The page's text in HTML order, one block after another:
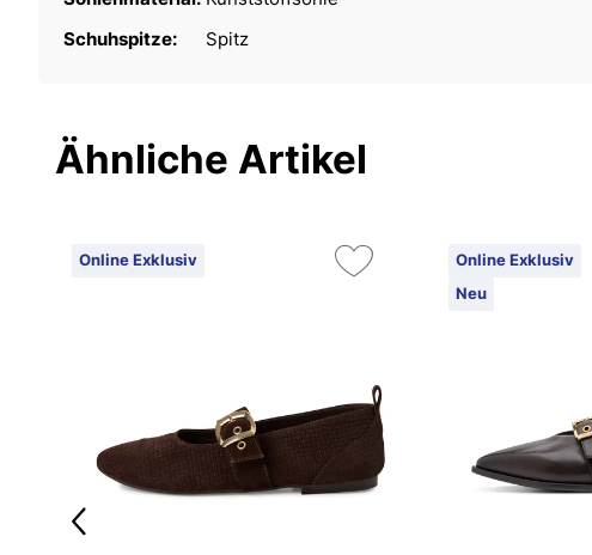
Schuhspitze:
Spitz
Ähnliche Artikel
Online Exklusiv
Online Exklusiv
Neu